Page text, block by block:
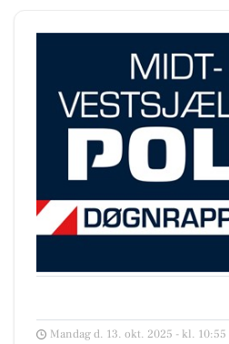
Mandag d. 13. okt. 2025 - kl. 10:55